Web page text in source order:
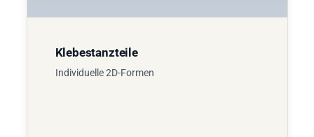
Klebestanzteile
Individuelle 2D-Formen